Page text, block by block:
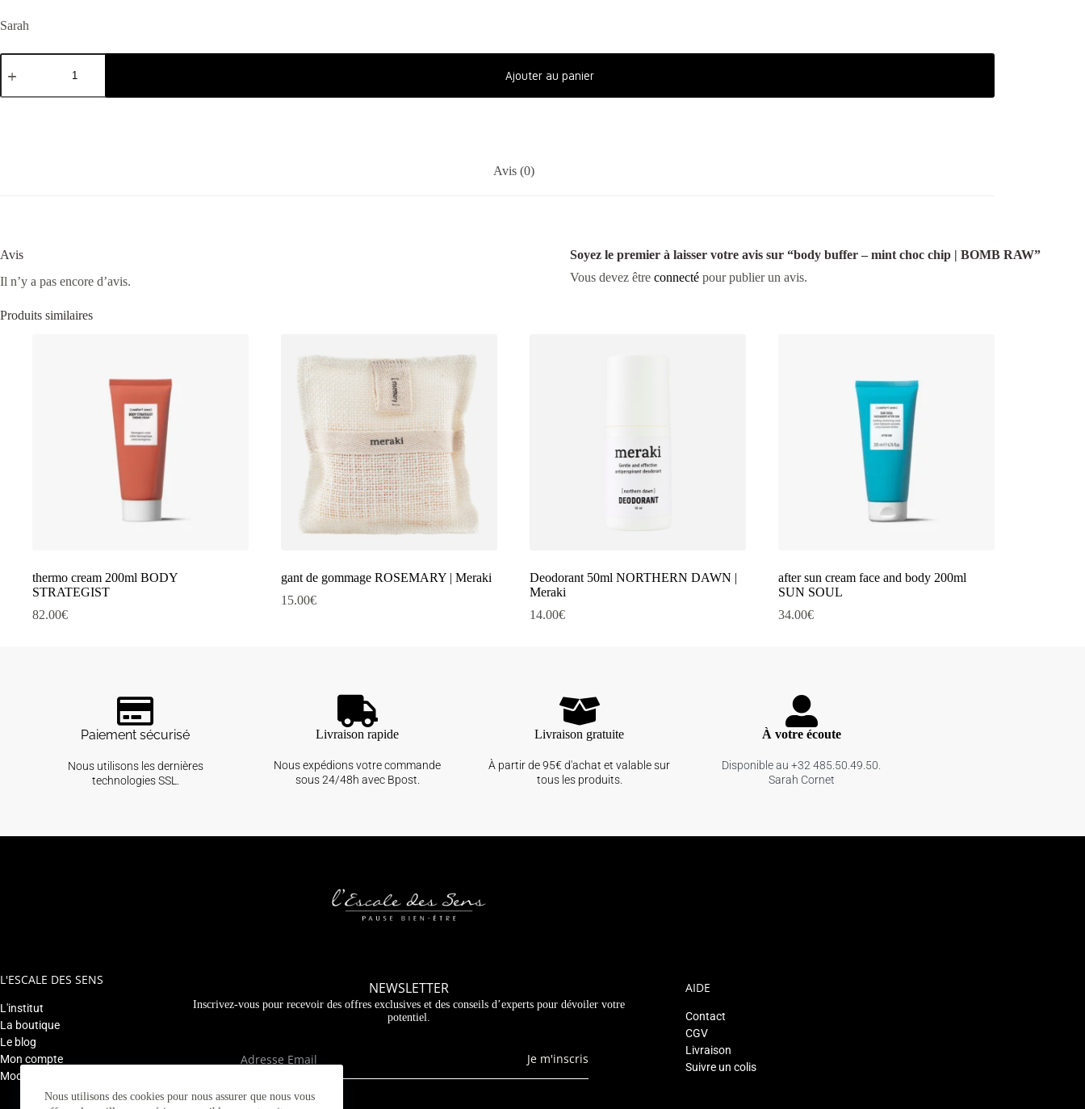
Nous utilisons des cookies pour nous assurer que nous vous
Sarah
Ajouter au panier
Avis (0)
Avis
Il n’y a pas encore d’avis.
Soyez le premier à laisser votre avis sur “body buffer – mint choc chip | BOMB RAW”
Vous devez être connectépour publier un avis.
Produits similaires
thermo cream 200ml BODY
STRATEGIST
82.00€
gant de gommage ROSEMARY | Meraki
15.00€
Deodorant 50ml NORTHERN DAWN |
Meraki
14.00€
after sun cream face and body 200ml
SUN SOUL
34.00€
Paiement sécurisé
Nous utilisons les dernières
technologies SSL.
Livraison rapide
Nous expédions votre commande
sous 24/48h avec Bpost.
Livraison gratuite
À partir de 95€ d'achat et valable sur
tous les produits.
À votre écoute
Disponible au +32 485.50.49.50.
Sarah Cornet
L'ESCALE DES SENS
L'institut
La boutique
Le blog
Mon compte
Modifier mon rendez-vous
NEWSLETTER
Inscrivez-vous pour recevoir des offres exclusives et des conseils d’experts pour dévoiler votre
potentiel.
Je m'inscris
AIDE
Contact
CGV
Livraison
Suivre un colis